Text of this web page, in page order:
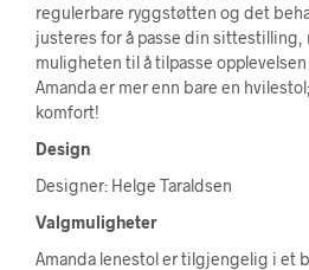
regulerbare ryggstøtten og det
justeres for å passe din sittestilling,
muligheten til å tilpasse
Amanda er mer enn bare en
komfort!
Design
Designer: Helge Taraldsen
Valgmuligheter
Amanda lenestol er tilgjengelig i et